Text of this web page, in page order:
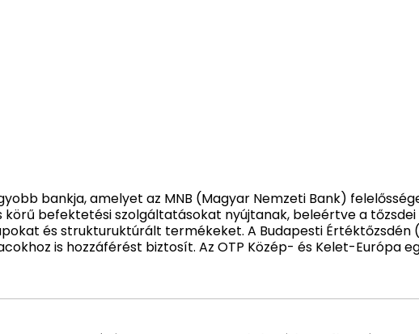
bankja, amelyet az MNB (Magyar Nemzeti Bank)
körű befektetési szolgáltatásokat nyújtanak, beleértve a
és strukturuktúrált termékeket. A Budapesti Értéktőzsdén
is hozzáférést biztosít. Az OTP Közép- és Kelet-Európa